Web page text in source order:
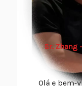
Sr. Zhang
Olá e bem-